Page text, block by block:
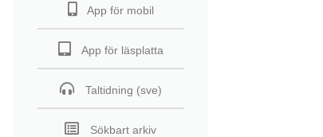
App för mobil
App för läsplatta
Taltidning (sve)
Sökbart arkiv